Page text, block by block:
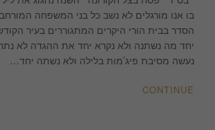
הלילה
הזה
DIY
|
בו אנו מורגלים לא נשב כל בני המשפחה
הסדר בבית הורי היקרים המתגוררים בעיר
יחד מה נשתנה ולא נקרא יחד את ההגדה לא
נעשה מסיבת פיג’מות בלילה ולא נשתה יחד…
CONTINUE